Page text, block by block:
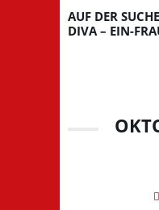
AUF DER
DIVA – EIN-